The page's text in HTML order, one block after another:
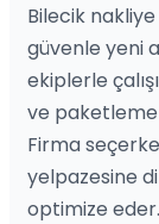
Bilecik
güvenle yeni
ekiplerle
ve paketleme
Firma
yelpazesine
optimize